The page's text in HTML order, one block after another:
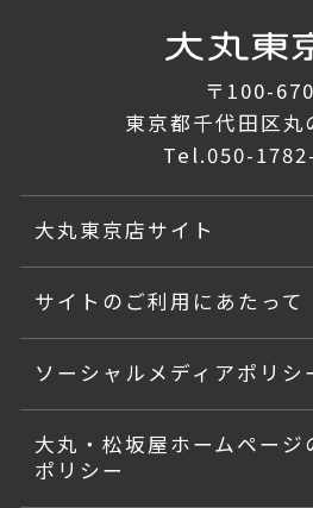
〒100-
東京都千代田区
Tel.050-
大丸東京店サイト
サイトのご利用にあたって
ソーシャルメディアポリシ
大丸・松坂屋ホームページ
ポリシー